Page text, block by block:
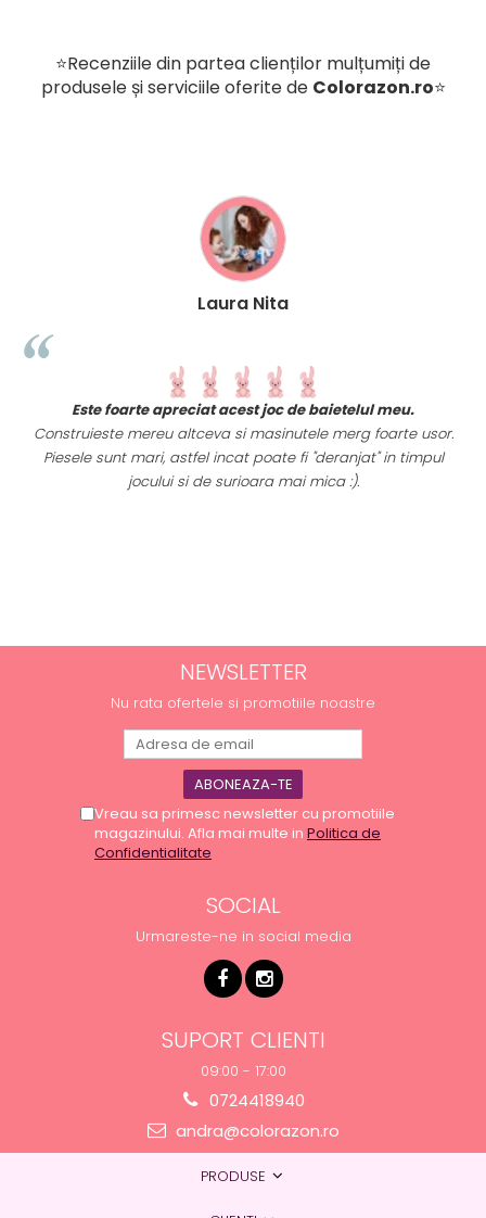
⭐Recenziile din partea clienților mulțumiți de
produsele și serviciile oferite de Colorazon.ro⭐
Laura Nita
Este foarte apreciat acest joc de baietelul meu.
Construieste mereu altceva si masinutele merg foarte usor.
Piesele sunt mari, astfel incat poate fi "deranjat" in timpul
jocului si de surioara mai mica :).
NEWSLETTER
Nu rata ofertele si promotiile noastre
Vreau sa primesc newsletter cu promotiile
magazinului. Afla mai multe in Politica de
Confidentialitate
SOCIAL
Urmareste-ne in social media
SUPORT CLIENTI
09:00 - 17:00
0724418940
andra@colorazon.ro
PRODUSE